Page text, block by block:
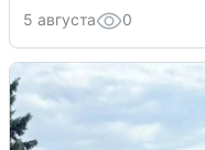
5 августа 0